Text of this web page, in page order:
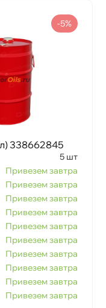
338662845
5 шт
Привезем завтра
Привезем завтра
Привезем завтра
Привезем завтра
Привезем завтра
Привезем завтра
Привезем завтра
Привезем завтра
Привезем завтра
Привезем завтра
-5%